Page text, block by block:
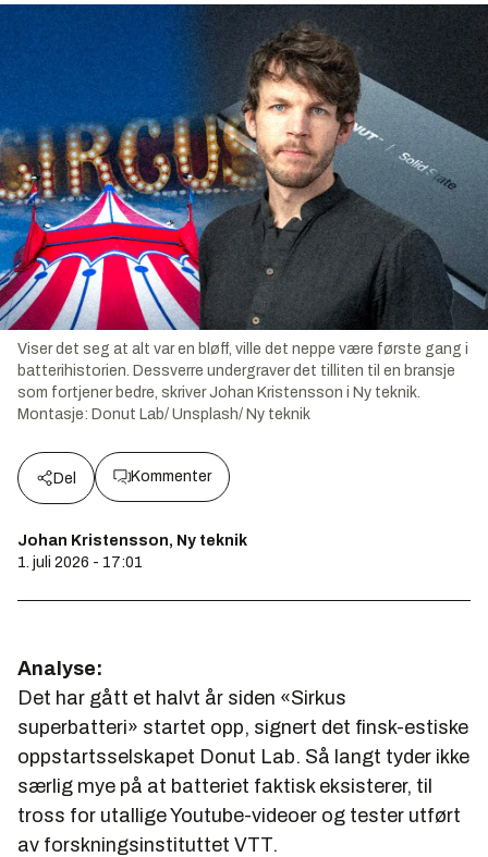
Viser det seg at alt var en bløff, ville det neppe være første gang i
batterihistorien. Dessverre undergraver det tilliten til en bransje
som fortjener bedre, skriver Johan Kristensson i Ny teknik.
Montasje: Donut Lab/ Unsplash/ Ny teknik
Del Kommenter
Johan Kristensson, Ny teknik
1. juli 2026 - 17:01
Analyse:
Det har gått et halvt år siden «Sirkus
superbatteri» startet opp, signert det finsk-estiske
oppstartsselskapet Donut Lab. Så langt tyder ikke
særlig mye på at batteriet faktisk eksisterer, til
tross for utallige Youtube-videoer og tester utført
av forskningsinstituttet VTT.